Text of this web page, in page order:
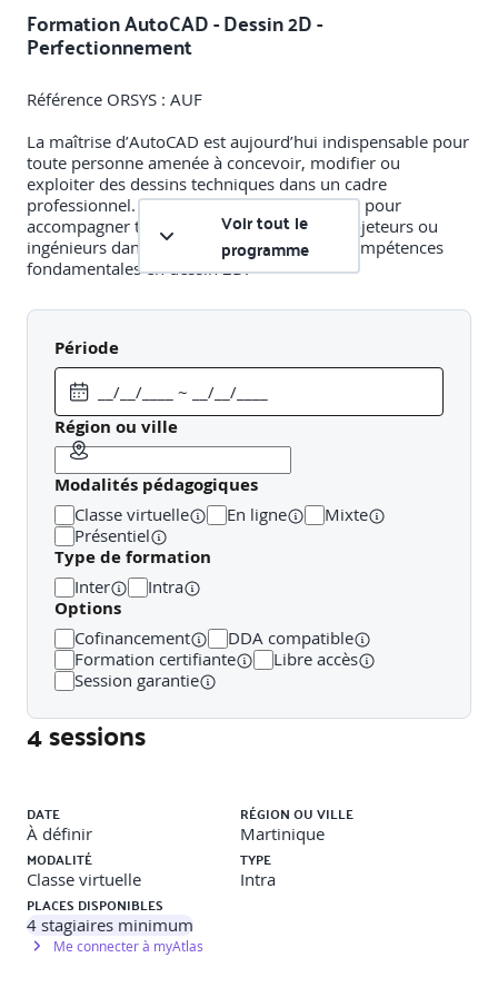
Formation AutoCAD - Dessin 2D -
Perfectionnement
Référence ORSYS : AUF
La maîtrise d’AutoCAD est aujourd’hui indispensable pour
toute personne amenée à concevoir, modifier ou
exploiter des dessins techniques dans un cadre
professionnel. Cette formation a été conçue pour
accompagner techniciens, dessinateurs, projeteurs ou
ingénieurs dans le perfectionnement des compétences
fondamentales en dessin 2D.
Objectifs pédagogiques
A l'issue de la formation, le participant sera en mesure de
Utiliser les outils avancés de dessin, de modification
et de gestion de calques
Créer et gérer des blocs dynamiques avec attributs
pour structurer les dessins
Exploiter les références externes, les gabarits et les
styles pour standardiser la production
Maîtriser les impressions multiples, les jeux de
feuilles et la méthodologie de gestion de projet
Public concerné
Techniciens de fabrication, dessinateurs, projeteurs,
ingénieurs d’études, responsables de bureaux d’études,
Prérequis
Avoir suivi la formation "AUE : AutoCAD – Dessin 2D –
Modalités d'évaluation
Voir tout le
programme
Période
Région ou ville
Modalités pédagogiques
Classe virtuelle En ligne
Mixte
Présentiel
Type de formation
Inter Intra
Options
Cofinancement
DDA compatible
Formation certifiante
Libre accès
Session garantie
4 sessions
DATE
À définir
RÉGION OU VILLE
Martinique
MODALITÉ
Classe virtuelle
TYPE
Intra
PLACES DISPONIBLES
4 stagiaires minimum
Me connecter à myAtlas